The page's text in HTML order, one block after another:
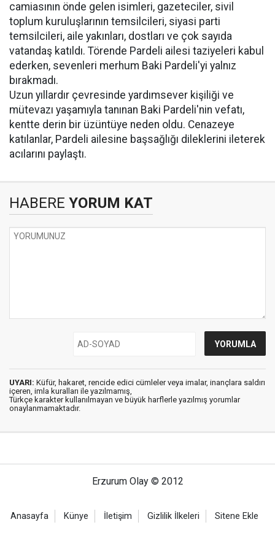
camiasının önde gelen isimleri, gazeteciler, sivil
toplum kuruluşlarının temsilcileri, siyasi parti
temsilcileri, aile yakınları, dostları ve çok sayıda
vatandaş katıldı. Törende Pardeli ailesi taziyeleri kabul
ederken, sevenleri merhum Baki Pardeli'yi yalnız
bırakmadı.
Uzun yıllardır çevresinde yardımsever kişiliği ve
mütevazı yaşamıyla tanınan Baki Pardeli'nin vefatı,
kentte derin bir üzüntüye neden oldu. Cenazeye
katılanlar, Pardeli ailesine başsağlığı dileklerini ileterek
acılarını paylaştı.
HABERE YORUM KAT
UYARI: Küfür, hakaret, rencide edici cümleler veya imalar, inançlara saldırı
içeren, imla kuralları ile yazılmamış,
Türkçe karakter kullanılmayan ve büyük harflerle yazılmış yorumlar
onaylanmamaktadır.
Erzurum Olay © 2012
Anasayfa Künye İletişim Gizlilik İlkeleri Sitene Ekle